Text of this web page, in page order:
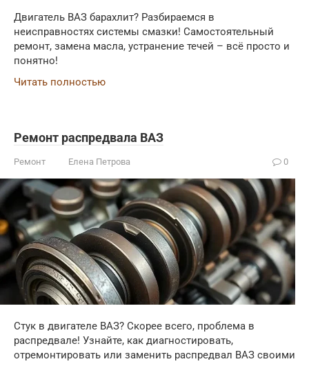
Двигатель ВАЗ барахлит? Разбираемся в
неисправностях системы смазки! Самостоятельный
ремонт, замена масла, устранение течей – всё просто и
понятно!
Читать полностью
Ремонт распредвала ВАЗ
Ремонт Елена Петрова 0
Стук в двигателе ВАЗ? Скорее всего, проблема в
распредвале! Узнайте, как диагностировать,
отремонтировать или заменить распредвал ВАЗ своими